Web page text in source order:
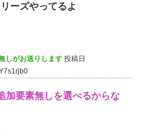
ーズやってるよ
しがお送りします 投稿日
加要素無しを選べるからな